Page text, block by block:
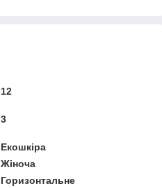
12
3
Екошкіра
Жіноча
Горизонтальне